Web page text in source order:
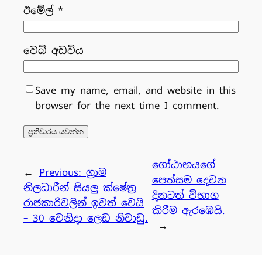
ඊමේල් *
වෙබ් අඩවිය
Save my name, email, and website in this
browser for the next time I comment.
← Previous: ග්‍රාම
නිලධාරීන් සියලු ක්ෂේත්‍ර
රාජකාරිවලින් ඉවත් වෙයි
– 30 වෙනිදා ලෙඩ නිවාඩු.
ගෝඨාභයගේ
පෙත්සම දෙවන
දිනටත් විභාග
කිරීම ඇරඹෙයි.
→